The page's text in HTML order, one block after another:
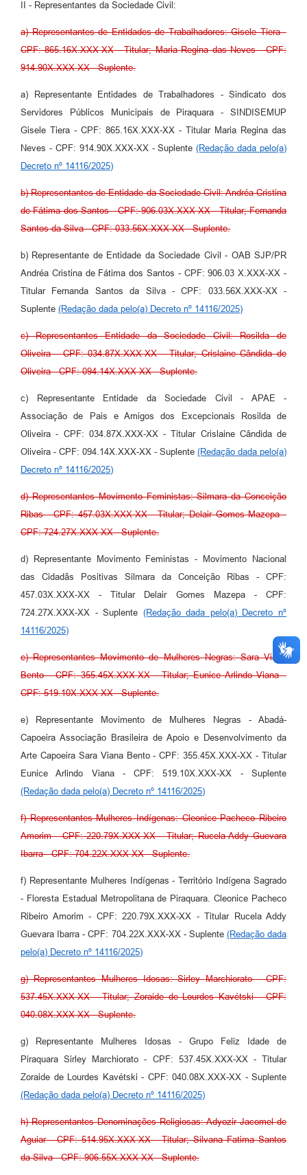
II - Representantes da Sociedade Civil:
a) Representantes de Entidades de Trabalhadores: Gisele Tiera -
CPF: 865.16X.XXX-XX - Titular; Maria Regina das Neves - CPF:
914.90X.XXX-XX - Suplente.
a) Representante Entidades de Trabalhadores - Sindicato dos
Servidores Públicos Municipais de Piraquara - SINDISEMUP
Gisele Tiera - CPF: 865.16X.XXX-XX - Titular Maria Regina das
Neves - CPF: 914.90X.XXX-XX - Suplente(Redação dada pelo(a)
Decreto nº 14116/2025)
b) Representantes de Entidade da Sociedade Civil: Andréa Cristina
de Fátima dos Santos - CPF: 906.03X.XXX-XX - Titular; Fernanda
Santos da Silva - CPF: 033.56X.XXX-XX - Suplente.
b) Representante de Entidade da Sociedade Civil - OAB SJP/PR
Andréa Cristina de Fátima dos Santos - CPF: 906.03 X.XXX-XX -
Titular Fernanda Santos da Silva - CPF: 033.56X.XXX-XX -
Suplente (Redação dada pelo(a) Decreto nº 14116/2025)
c) Representantes Entidade da Sociedade Civil: Rosilda de
Oliveira - CPF: 034.87X.XXX-XX - Titular; Crislaine Cândida de
Oliveira - CPF: 094.14X.XXX-XX - Suplente.
c) Representante Entidade da Sociedade Civil - APAE -
Associação de Pais e Amigos dos Excepcionais Rosilda de
Oliveira - CPF: 034.87X.XXX-XX - Titular Crislaine Cândida de
Oliveira - CPF: 094.14X.XXX-XX - Suplente (Redação dada pelo(a)
Decreto nº 14116/2025)
d) Representantes Movimento Feministas: Silmara da Conceição
Ribas - CPF: 457.03X.XXX-XX - Titular; Delair Gomes Mazepa -
CPF: 724.27X.XXX-XX - Suplente.
d) Representante Movimento Feministas - Movimento Nacional
das Cidadãs Positivas Silmara da Conceição Ribas - CPF:
457.03X.XXX-XX - Titular Delair Gomes Mazepa - CPF:
724.27X.XXX-XX - Suplente (Redação dada pelo(a) Decreto nº
14116/2025)
e) Representantes Movimento de Mulheres Negras: Sara Viana
Bento - CPF: 355.45X.XXX-XX - Titular; Eunice Arlindo Viana -
CPF: 519.10X.XXX-XX - Suplente.
e) Representante Movimento de Mulheres Negras - Abadá-
Capoeira Associação Brasileira de Apoio e Desenvolvimento da
Arte Capoeira Sara Viana Bento - CPF: 355.45X.XXX-XX - Titular
Eunice Arlindo Viana - CPF: 519.10X.XXX-XX - Suplente
(Redação dada pelo(a) Decreto nº 14116/2025)
f) Representantes Mulheres Indígenas: Cleonice Pacheco Ribeiro
Amorim - CPF: 220.79X.XXX-XX - Titular; Rucela Addy Guevara
Ibarra - CPF: 704.22X.XXX-XX - Suplente.
f) Representante Mulheres Indígenas - Território Indígena Sagrado
- Floresta Estadual Metropolitana de Piraquara. Cleonice Pacheco
Ribeiro Amorim - CPF: 220.79X.XXX-XX - Titular Rucela Addy
Guevara Ibarra - CPF: 704.22X.XXX-XX - Suplente (Redação dada
pelo(a) Decreto nº 14116/2025)
g) Representantes Mulheres Idosas: Sirley Marchiorato - CPF:
537.45X.XXX-XX - Titular; Zoraide de Lourdes Kavétski - CPF:
040.08X.XXX-XX - Suplente.
g) Representante Mulheres Idosas - Grupo Feliz Idade de
Piraquara Sirley Marchiorato - CPF: 537.45X.XXX-XX - Titular
Zoraide de Lourdes Kavétski - CPF: 040.08X.XXX-XX - Suplente
(Redação dada pelo(a) Decreto nº 14116/2025)
h) Representantes Denominações Religiosas: Adyozir Jacomel de
Aguiar - CPF: 514.95X.XXX-XX - Titular; Silvana Fatima Santos
da Silva - CPF: 906.55X.XXX-XX - Suplente.